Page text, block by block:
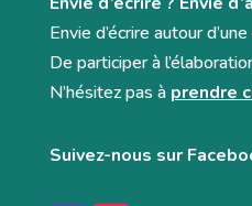
Envie d’écrire autour
De participer à
N’hésitez pas à prendre
Suivez-nous sur